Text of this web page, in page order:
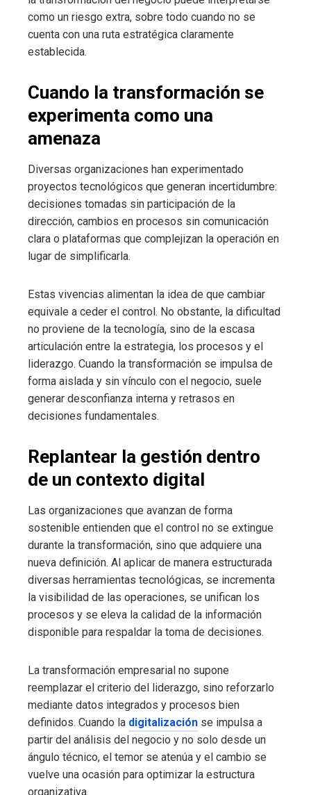
como un riesgo extra, sobre todo cuando no se
cuenta con una ruta estratégica claramente
establecida.
Cuando la transformación se
experimenta como una
amenaza
Diversas organizaciones han experimentado
proyectos tecnológicos que generan incertidumbre:
decisiones tomadas sin participación de la
dirección, cambios en procesos sin comunicación
clara o plataformas que complejizan la operación en
lugar de simplificarla.
Estas vivencias alimentan la idea de que cambiar
equivale a ceder el control. No obstante, la dificultad
no proviene de la tecnología, sino de la escasa
articulación entre la estrategia, los procesos y el
liderazgo. Cuando la transformación se impulsa de
forma aislada y sin vínculo con el negocio, suele
generar desconfianza interna y retrasos en
decisiones fundamentales.
Replantear la gestión dentro
de un contexto digital
Las organizaciones que avanzan de forma
sostenible entienden que el control no se extingue
durante la transformación, sino que adquiere una
nueva definición. Al aplicar de manera estructurada
diversas herramientas tecnológicas, se incrementa
la visibilidad de las operaciones, se unifican los
procesos y se eleva la calidad de la información
disponible para respaldar la toma de decisiones.
La transformación empresarial no supone
reemplazar el criterio del liderazgo, sino reforzarlo
mediante datos integrados y procesos bien
definidos. Cuando la digitalización se impulsa a
partir del análisis del negocio y no solo desde un
ángulo técnico, el temor se atenúa y el cambio se
vuelve una ocasión para optimizar la estructura
organizativa.